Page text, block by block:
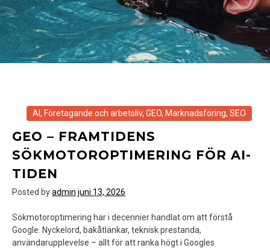
AI, Företagande och arbetsliv, GEO, Marknadsföring, SEO
GEO – FRAMTIDENS
SÖKMOTOROPTIMERING FÖR AI-
TIDEN
Posted byadmin juni 13, 2026
Sökmotoroptimering har i decennier handlat om att förstå
Google. Nyckelord, bakåtlänkar, teknisk prestanda,
användarupplevelse – allt för att ranka högt i Googles